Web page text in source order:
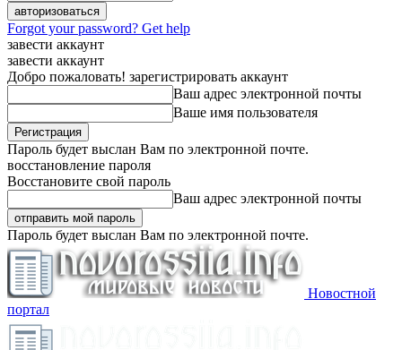
Forgot your password? Get help
завести аккаунт
завести аккаунт
Добро пожаловать! зарегистрировать аккаунт
Ваш адрес электронной почты
Ваше имя пользователя
Пароль будет выслан Вам по электронной почте.
восстановление пароля
Восстановите свой пароль
Ваш адрес электронной почты
Пароль будет выслан Вам по электронной почте.
Новостной
портал